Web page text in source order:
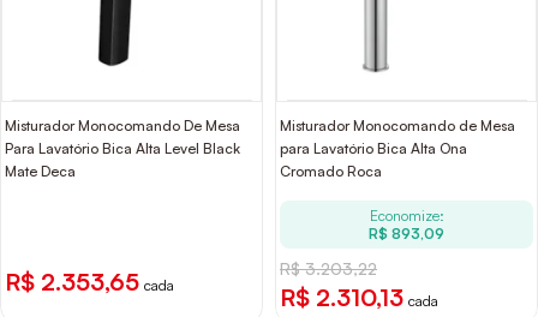
Misturador Monocomando De Mesa
Para Lavatório Bica Alta Level Black
Mate Deca
R$ 2.353,65 cada
Misturador Monocomando de Mesa
para Lavatório Bica Alta Ona
Cromado Roca
Economize:
R$ 893,09
R$ 3.203,22
R$ 2.310,13 cada